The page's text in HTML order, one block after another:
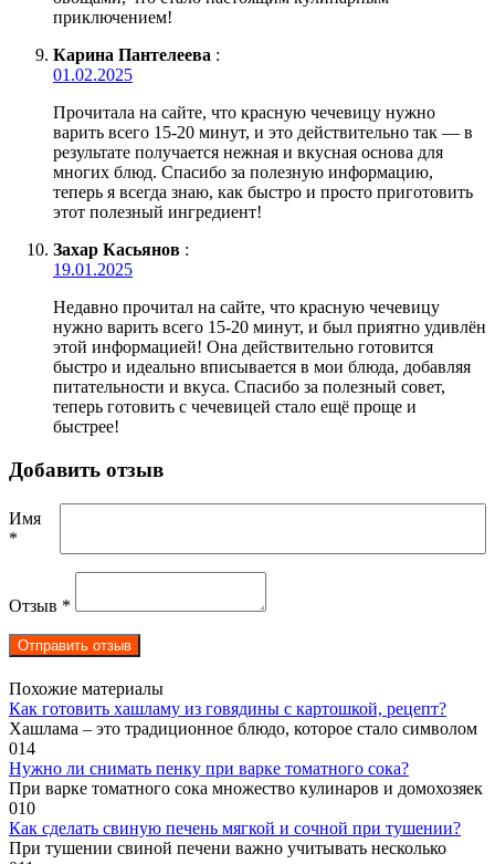
приключением!
Карина Пантелеева :
01.02.2025
Прочитала на сайте, что красную чечевицу нужно
варить всего 15-20 минут, и это действительно так — в
результате получается нежная и вкусная основа для
многих блюд. Спасибо за полезную информацию,
теперь я всегда знаю, как быстро и просто приготовить
этот полезный ингредиент!
Захар Касьянов :
19.01.2025
Недавно прочитал на сайте, что красную чечевицу
нужно варить всего 15-20 минут, и был приятно удивлён
этой информацией! Она действительно готовится
быстро и идеально вписывается в мои блюда, добавляя
питательности и вкуса. Спасибо за полезный совет,
теперь готовить с чечевицей стало ещё проще и
быстрее!
Добавить отзыв
Имя
*
Отзыв *
Похожие материалы
Как готовить хашламу из говядины с картошкой, рецепт?
Хашлама – это традиционное блюдо, которое стало символом
014
Нужно ли снимать пенку при варке томатного сока?
При варке томатного сока множество кулинаров и домохозяек
010
Как сделать свиную печень мягкой и сочной при тушении?
При тушении свиной печени важно учитывать несколько